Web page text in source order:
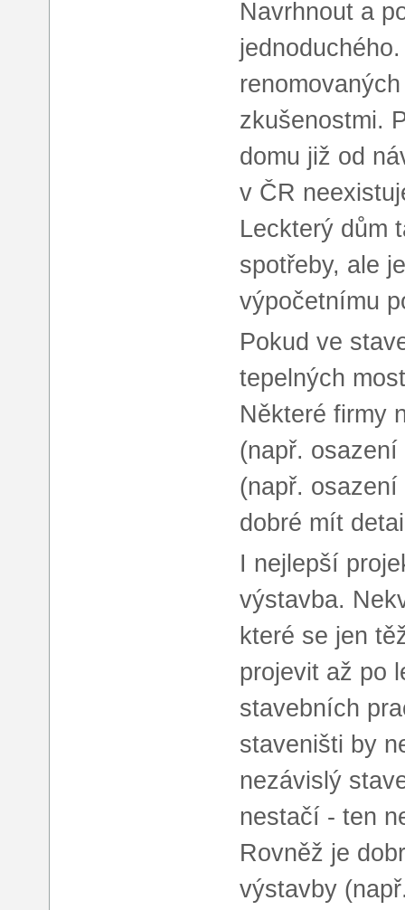
Navrhnout a
zkušenostmi.
domu již od
v ČR
Leckterý dům
spotřeby, ale
výpočetnímu
Pokud ve
tepelných
Některé firmy
(např.
(např.
dobré mít
I nejlepší
výstavba.
které se jen
projevit až po
stavebních
staveništi by
nezávislý
nestačí - ten
Rovněž je
výstavby